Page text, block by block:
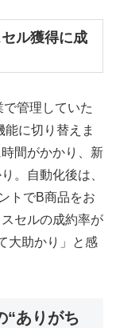
ル獲得に成
管理していた
に切り替えま
間がかかり、新
。自動化後は、
トでB商品をお
セルの成約率が
大助かり」と感
“ありがち